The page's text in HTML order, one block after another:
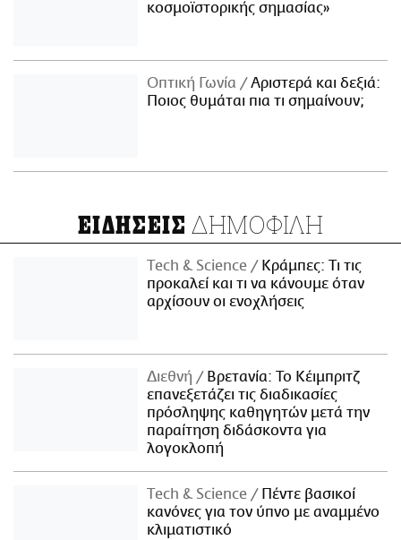
κοσμοϊστορικής σημασίας»
Οπτική Γωνία
Αριστερά και δεξιά:
Ποιος θυμάται πια τι σημαίνουν;
ΕΙΔΗΣΕΙΣ ΔΗΜΟΦΙΛΗ
Τech & Science
Κράμπες: Τι τις
προκαλεί και τι να κάνουμε όταν
αρχίσουν οι ενοχλήσεις
Διεθνή
Βρετανία: Το Κέιμπριτζ
επανεξετάζει τις διαδικασίες
πρόσληψης καθηγητών μετά την
παραίτηση διδάσκοντα για
λογοκλοπή
Τech & Science
Πέντε βασικοί
κανόνες για τον ύπνο με αναμμένο
κλιματιστικό